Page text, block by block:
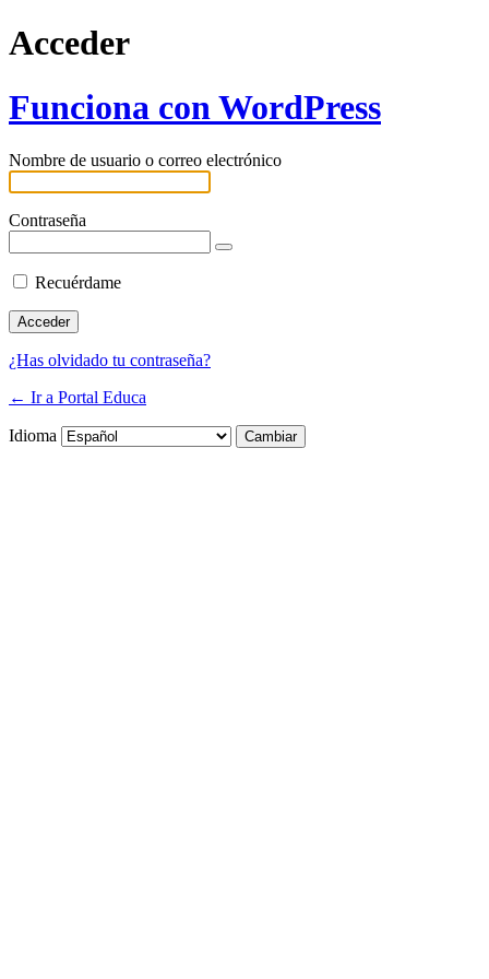
Acceder
Funciona con WordPress
Nombre de usuario o correo electrónico
Contraseña
Recuérdame
¿Has olvidado tu contraseña?
← Ir a Portal Educa
Idioma